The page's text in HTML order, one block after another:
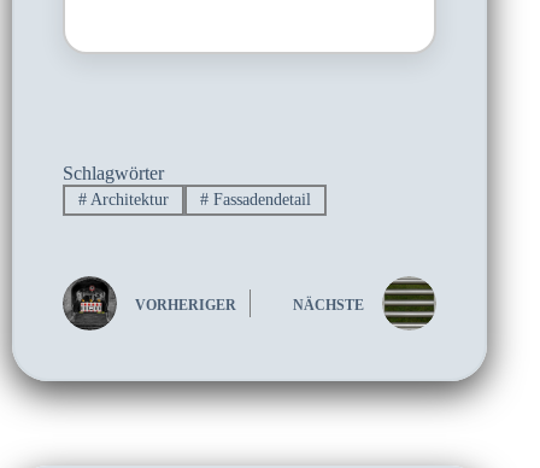
Schlagwörter
#Architektur #Fassadendetail
VORHERIGER NÄCHSTE